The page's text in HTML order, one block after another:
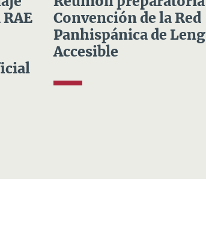
Convención de la Red
Panhispánica de
Accesible